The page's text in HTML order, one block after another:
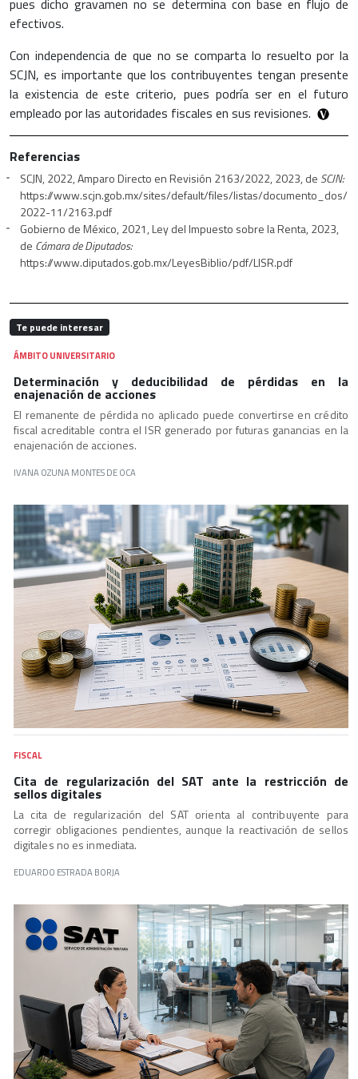
efectivos.
Con independencia de que no se comparta lo resuelto por la
SCJN, es importante que los contribuyentes tengan presente
la existencia de este criterio, pues podría ser en el futuro
empleado por las autoridades fiscales en sus revisiones.
Referencias
SCJN, 2022, Amparo Directo en Revisión 2163/2022, 2023, de SCJN:
https://www.scjn.gob.mx/sites/default/files/listas/documento_dos/
2022-11/2163.pdf
Gobierno de México, 2021, Ley del Impuesto sobre la Renta, 2023,
de Cámara de Diputados:
https://www.diputados.gob.mx/LeyesBiblio/pdf/LISR.pdf
Te puede interesar
ÁMBITO UNIVERSITARIO
Determinación y deducibilidad de pérdidas en la
enajenación de acciones
El remanente de pérdida no aplicado puede convertirse en crédito
fiscal acreditable contra el ISR generado por futuras ganancias en la
enajenación de acciones.
IVANA OZUNA MONTES DE OCA
FISCAL
Cita de regularización del SAT ante la restricción de
sellos digitales
La cita de regularización del SAT orienta al contribuyente para
corregir obligaciones pendientes, aunque la reactivación de sellos
digitales no es inmediata.
EDUARDO ESTRADA BORJA